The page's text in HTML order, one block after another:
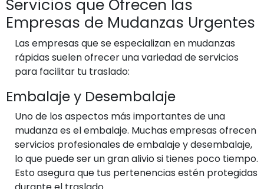
Servicios que Ofrecen las
Empresas de Mudanzas Urgentes
Las empresas que se especializan en mudanzas
rápidas suelen ofrecer una variedad de servicios
para facilitar tu traslado:
Embalaje y Desembalaje
Uno de los aspectos más importantes de una
mudanza es el embalaje. Muchas empresas ofrecen
servicios profesionales de embalaje y desembalaje,
lo que puede ser un gran alivio si tienes poco tiempo.
Esto asegura que tus pertenencias estén protegidas